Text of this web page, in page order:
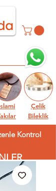
Kontrol
Çelik
Bileklik